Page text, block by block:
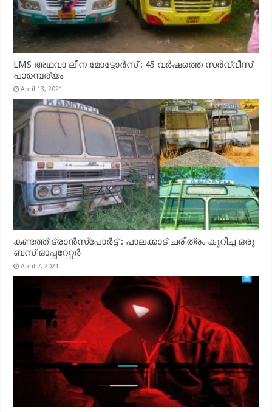
LMS അഥവാ ലീന മോട്ടോർസ് : 45 വർഷത്തെ സർവ്വീസ്
പാരമ്പര്യം
April 13, 2021
കണ്ടത്ത് ട്രാൻസ്‌പോർട്ട് : പാലക്കാട് ചരിത്രം കുറിച്ച ഒരു
ബസ് ഓപ്പറേറ്റർ
April 7, 2021